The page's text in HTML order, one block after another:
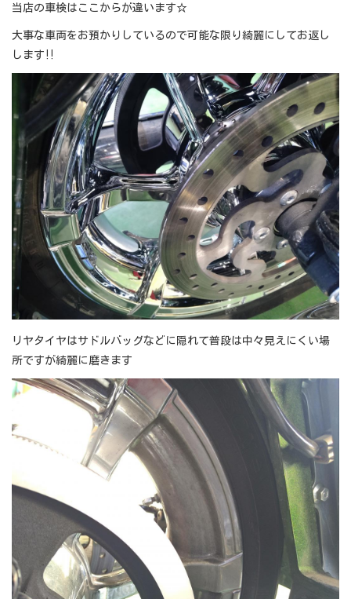
当店の車検はここからが違います☆
大事な車両をお預かりしているので可能な限り綺麗にしてお返し
します‼
リヤタイヤはサドルバッグなどに隠れて普段は中々見えにくい場
所ですが綺麗に磨きます